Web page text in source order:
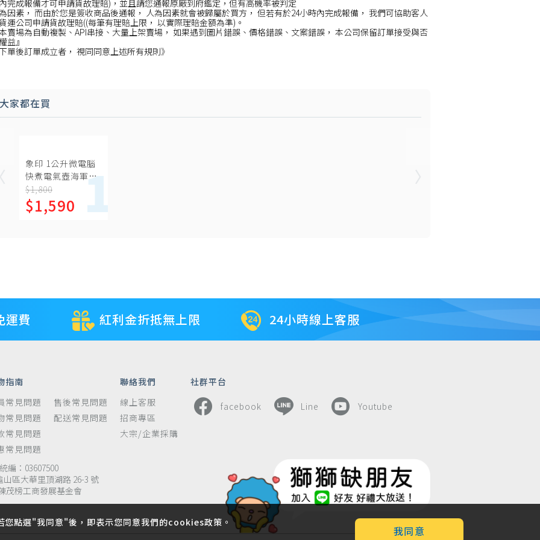
完成報備才可申請貨故理賠)，並且請您通報原廠到府鑑定，但有高機率被判定
因素， 而由於您是簽收商品後通報， 人為因素就會被歸屬於買方， 但若有於24小時內完成報備， 我們可協助客人
運公司申請貨故理賠((每筆有理賠上限， 以實際理賠金額為準)。
本賣場為自動複製、API串接、大量上架賣場， 如果遇到圖片錯誤、價格錯誤、文案錯誤， 本公司保留訂單接受與否
益』
下單後訂單成立者， 視同同意上述所有規則》
大家都在買
象印 1公升微電腦
快煮電氣壺海軍藍
熱水瓶【CK-
DAF10-AD】
$1,800
$1,590
運費 紅利金折抵無上限 24小時線上客服
指南
常見問題
常見問題
常見問題
常見問題
售後常見問題
配送常見問題
聯絡我們
線上客服
招商專區
大宗/企業採購
社群平台
facebook Line Youtube
編：03607500
山區大華里頂湖路 26-3 號
茂榜工商發展基金會
點選"我同意"後，即表示您同意我們的cookies政策。
我同意